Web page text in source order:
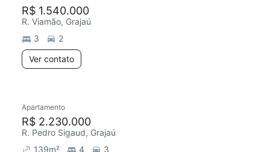
R$ 1.540.000
R. Viamão, Grajaú
3
2
Ver contato
Apartamento
R$ 2.230.000
R. Pedro Sigaud, Grajaú
139m² 4 3